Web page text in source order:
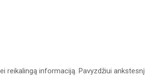
reikalingą informaciją. Pavyzdžiui ankstesnį